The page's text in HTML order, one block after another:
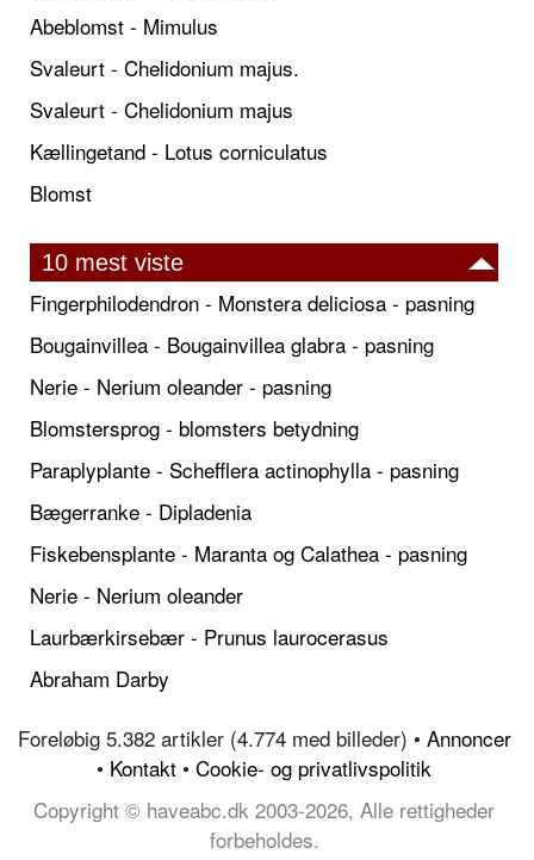
Abeblomst - Mimulus
Svaleurt - Chelidonium majus.
Svaleurt - Chelidonium majus
Kællingetand - Lotus corniculatus
Blomst
10 mest viste
Fingerphilodendron - Monstera deliciosa - pasning
Bougainvillea - Bougainvillea glabra - pasning
Nerie - Nerium oleander - pasning
Blomstersprog - blomsters betydning
Paraplyplante - Schefflera actinophylla - pasning
Bægerranke - Dipladenia
Fiskebensplante - Maranta og Calathea - pasning
Nerie - Nerium oleander
Laurbærkirsebær - Prunus laurocerasus
Abraham Darby
Foreløbig 5.382 artikler (4.774 med billeder) • Annoncer
• Kontakt • Cookie- og privatlivspolitik
Copyright © haveabc.dk 2003-2026, Alle rettigheder
forbeholdes.